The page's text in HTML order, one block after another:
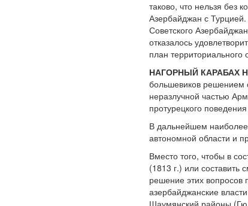
таково, что нельзя без
Азербайджан с
Советского
отказалось
план
НАГОРНЫЙ КАРАБАХ
большевиков решением
неразлучной частью
протурецкого
В дальнейшем
автономной области и
Вместо того, чтобы в
(1813 г.) или
решение этих вопросов
азербайджанские